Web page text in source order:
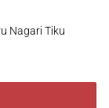
Nagari Tiku